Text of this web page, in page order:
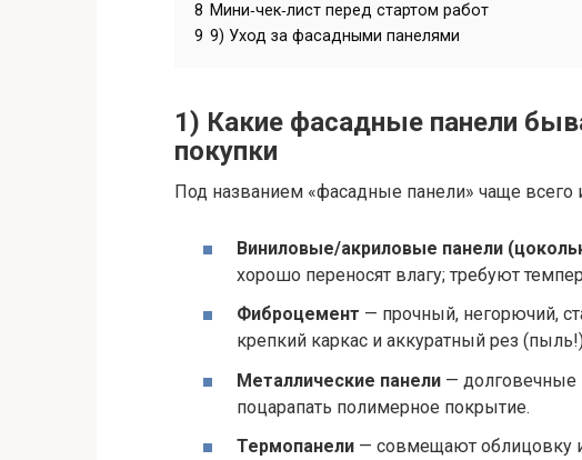
8 Мини‑чек‑лист перед стартом работ
9 9) Уход за фасадными панелями
1) Какие фасадные панели
покупки
Под названием «фасадные панели» чаще
Виниловые/акриловые панели
хорошо переносят влагу; требуют
Фиброцемент — прочный, негорючий,
крепкий каркас и аккуратный рез
Металлические панели — долговечные
поцарапать полимерное покрытие.
Термопанели — совмещают облицовку